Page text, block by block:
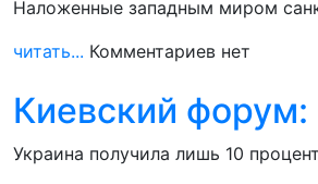
Наложенные западным миром
читать... Комментариев нет
Киевский форум:
Украина получила лишь 10